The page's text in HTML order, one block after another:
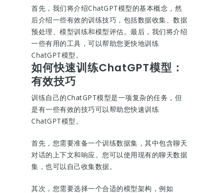
首先，我们将介绍ChatGPT模型的基本概念，然
后介绍一些有效的训练技巧，包括数据收集、数据
预处理、模型训练和模型评估。最后，我们将介绍
一些有用的工具，可以帮助您更快地训练
ChatGPT模型。
如何快速训练ChatGPT模型：
有效技巧
训练自己的ChatGPT模型是一项复杂的任务，但
是有一些有效的技巧可以帮助您快速训练
ChatGPT模型。
首先，您需要准备一个训练数据集，其中包含聊天
对话的上下文和响应。您可以使用现有的聊天数据
集，也可以自己收集数据。
其次，您需要选择一个合适的模型架构，例如